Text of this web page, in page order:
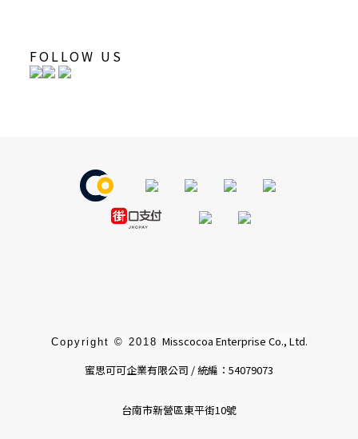
FOLLOW US
Copyright © 2018 Misscocoa Enterprise Co., Ltd.
蜜思可可企業有限公司 / 統編：54079073
台南市新營區東平街10號